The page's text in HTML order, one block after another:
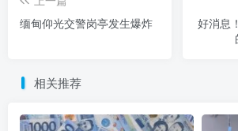
缅甸仰光交警岗亭发生爆炸
好消息
相关推荐